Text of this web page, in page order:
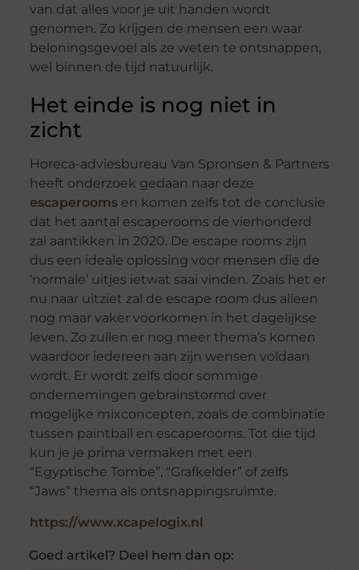
van dat alles voor je uit handen wordt
genomen. Zo krijgen de mensen een waar
beloningsgevoel als ze weten te ontsnappen,
wel binnen de tijd natuurlijk.
Het einde is nog niet in
zicht
Horeca-adviesbureau Van Spronsen & Partners
heeft onderzoek gedaan naar deze
escaperoomsen komen zelfs tot de conclusie
dat het aantal escaperooms de vierhonderd
zal aantikken in 2020. De escape rooms zijn
dus een ideale oplossing voor mensen die de
‘normale’ uitjes ietwat saai vinden. Zoals het er
nu naar uitziet zal de escape room dus alleen
nog maar vaker voorkomen in het dagelijkse
leven. Zo zullen er nog meer thema’s komen
waardoor iedereen aan zijn wensen voldaan
wordt. Er wordt zelfs door sommige
ondernemingen gebrainstormd over
mogelijke mixconcepten, zoals de combinatie
tussen paintball en escaperooms. Tot die tijd
kun je je prima vermaken met een
“Egyptische Tombe”, “Grafkelder” of zelfs
“Jaws” thema als ontsnappingsruimte.
https://www.xcapelogix.nl
Goed artikel? Deel hem dan op: